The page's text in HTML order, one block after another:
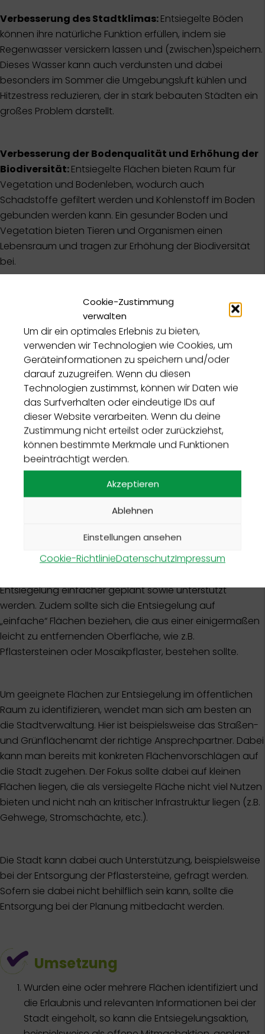
Cookie-Zustimmung
verwalten
Um dir ein optimales Erlebnis zu bieten,
verwenden wir Technologien wie Cookies, um
Geräteinformationen zu speichern und/oder
darauf zuzugreifen. Wenn du diesen
Technologien zustimmst, können wir Daten wie
das Surfverhalten oder eindeutige IDs auf
dieser Website verarbeiten. Wenn du deine
Zustimmung nicht erteilst oder zurückziehst,
können bestimmte Merkmale und Funktionen
beeinträchtigt werden.
Akzeptieren
Ablehnen
Einstellungen ansehen
Cookie-RichtlinieDatenschutzImpressum
Verbesserung des Stadtklimas:Entsiegelte Böden
können ihre natürliche Funktion erfüllen, indem sie
Regenwasser versickern lassen und (zwischen)speichern.
Dieses Wasser kann auch verdunsten und dabei
besonders im Sommer die Umgebungsluft kühlen und
Hitzestress reduzieren, der in stark bebauten Städten ein
großes Problem darstellt.
Verbesserung der Bodenqualität und Erhöhung der
Biodiversität:Entsiegelte Flächen bieten Raum für
Vegetation und Bodenleben, wodurch auch
Schadstoffe gefiltert werden und Kohlenstoff im Boden
gebunden werden kann. Ein gesunder Boden und
Vegetation bieten Tieren und Organismen einen
Lebensraum und tragen zur Erhöhung der Biodiversität
bei.
Mitgestaltung der eigenen Stadt:Das Gießen der
bestehenden Stadtnatur oder von vorab mit anderen
Bürger*innen neu angebrachtem Stadtgrün eröffnet
neue Möglichkeiten bei der Mitgestaltung der eigenen
Nachbarschaft.
Erhöhte Lebensqualität:Freie begrünte Flächen statt
grauem Beton steigern die Umgebungsattraktivität und
Aufenthaltsqualität, wodurch mehr Freizeitaktivitäten wie
Treffpunkte oder Sportmöglichkeiten geschaffen
werden.
weswegen es sich empfiehlt in einer Gruppe zusammen
zu arbeiten, beispielsweise mit Nachbar*innen, lokalen
Entsiegelung einfacher geplant sowie unterstützt
werden. Zudem sollte sich die Entsiegelung auf
„einfache“ Flächen beziehen, die aus einer einigermaßen
leicht zu entfernenden Oberfläche, wie z.B.
Pflastersteinen oder Mosaikpflaster, bestehen sollte.
Um geeignete Flächen zur Entsiegelung im öffentlichen
Raum zu identifizieren, wendet man sich am besten an
die Stadtverwaltung. Hier ist beispielsweise das Straßen-
und Grünflächenamt der richtige Ansprechpartner. Dabei
kann man bereits mit konkreten Flächenvorschlägen auf
die Stadt zugehen. Der Fokus sollte dabei auf kleinen
Flächen liegen, die als versiegelte Fläche nicht viel Nutzen
bieten und nicht nah an kritischer Infrastruktur liegen (z.B.
Gehwege, Stromschächte, etc.).
Die Stadt kann dabei auch Unterstützung, beispielsweise
bei der Entsorgung der Pflastersteine, gefragt werden.
Sofern sie dabei nicht behilflich sein kann, sollte die
Entsorgung bei der Planung mitbedacht werden.
Umsetzung
Wurden eine oder mehrere Flächen identifiziert und
die Erlaubnis und relevanten Informationen bei der
Stadt eingeholt, so kann die Entsiegelungsaktion,